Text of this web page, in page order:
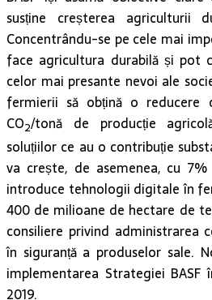
susține creșterea agriculturii
Concentrându-se pe cele mai
face agricultura durabilă și pot
celor mai presante nevoi ale
fermierii să obțină o
CO2/tonă de producție
soluțiilor ce au o contribuție
va crește, de asemenea, cu 7%
introduce tehnologii digitale în
400 de milioane de hectare de
consiliere privind administrarea
în siguranță a produselor sale.
implementarea Strategiei BASF
2019.